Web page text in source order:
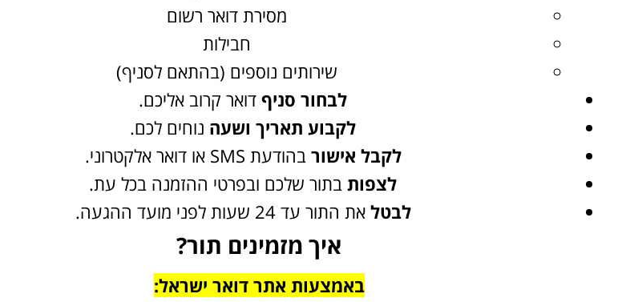
מסירת דואר רשום
חבילות
שירותים נוספים (בהתאם לסניף)
לבחור סניף דואר קרוב אליכם.
לקבוע תאריך ושעה נוחים לכם.
לקבל אישור בהודעת SMS או דואר אלקטרוני.
לצפות בתור שלכם ובפרטי ההזמנה בכל עת.
לבטל את התור עד 24 שעות לפני מועד ההגעה.
איך מזמינים תור?
באמצעות אתר דואר ישראל:
השכרת רכב
השוואת מחירים בין חברות
מקומיות לקבלת הצעת מחיר
רוצה להקליט